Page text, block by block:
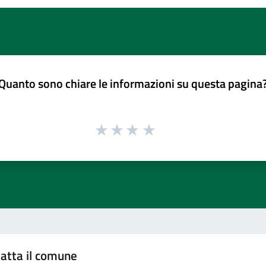
sono chiare le informazioni su questa
il comune